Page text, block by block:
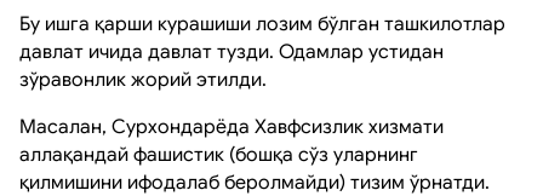
Бу ишга қарши курашиши лозим бўлган ташкилотлар
давлат ичида давлат тузди. Одамлар устидан
зўравонлик жорий этилди.
Масалан, Сурхондарёда Хавфсизлик хизмати
аллақандай фашистик (бошқа сўз уларнинг
қилмишини ифодалаб беролмайди) тизим ўрнатди.